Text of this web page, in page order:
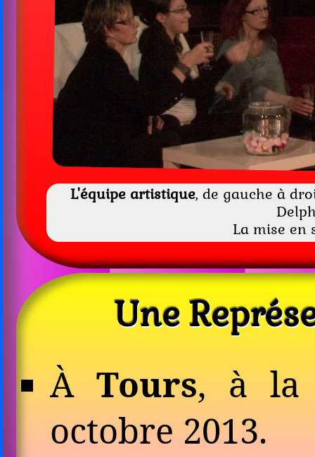
L'équipe artistique, de gauche à
La mise en
Une
ÀTours, à la
octobre 2013.